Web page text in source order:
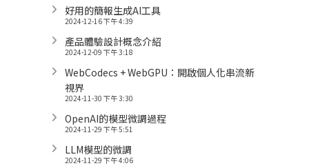
好用的簡報生成AI工具
2024-12-16 下午 4:39
產品體驗設計概念介紹
2024-12-09 下午 3:18
WebCodecs + WebGPU：開啟個人化串流新
視界
2024-11-30 下午 3:30
OpenAI的模型微調過程
2024-11-29 下午 5:51
LLM模型的微調
2024-11-29 下午 4:06